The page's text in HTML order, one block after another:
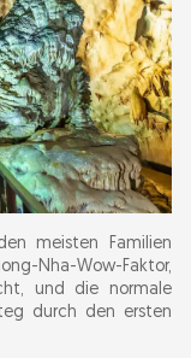
meisten Familien
Nha-Wow-Faktor,
und die normale
durch den ersten